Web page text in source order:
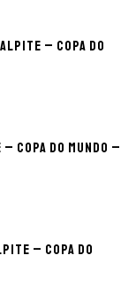
– Copa do
Copa do Mundo –
– Copa do